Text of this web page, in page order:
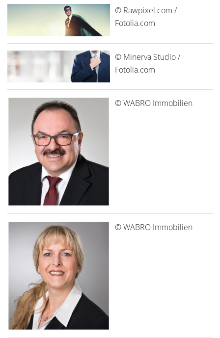
© Rawpixel.com /
Fotolia.com
© Minerva Studio /
Fotolia.com
© WABRO Immobilien
© WABRO Immobilien